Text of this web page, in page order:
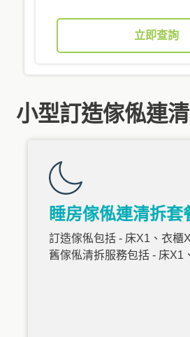
立即查詢
小型訂造傢俬連
睡房傢俬連清拆套
訂造傢俬包括 - 床X1、衣櫃
舊傢俬清拆服務包括 - 床X1